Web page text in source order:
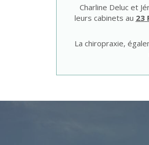
Charline Deluc et
leurs cabinets au 23
La chiropraxie,